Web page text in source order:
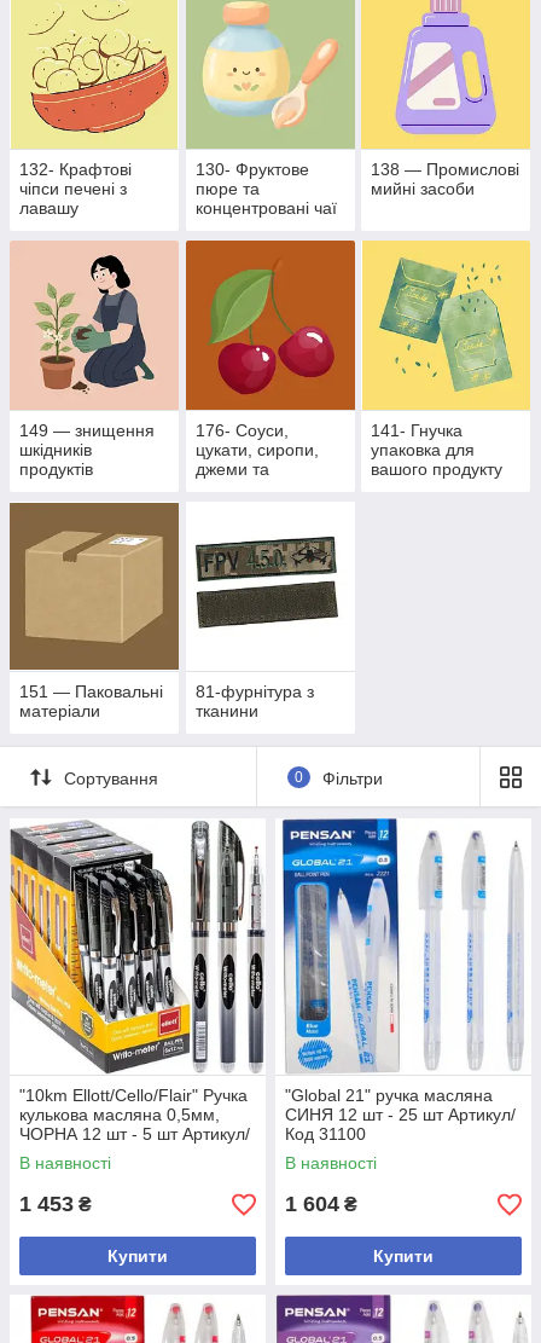
132- Крафтові
чіпси печені з
лавашу
130- Фруктове
пюре та
концентровані чаї
138 — Промислові
мийні засоби
149 — знищення
шкідників
продуктів
походження
176- Соуси,
цукати, сиропи,
джеми та
141- Гнучка
упаковка для
вашого продукту
151 — Паковальні
матеріали
81-фурнітура з
тканини
Сортування 0 Фільтри
"10km Ellott/Cello/Flair" Ручка
кулькова масляна 0,5мм,
ЧОРНА 12 шт - 5 шт Артикул/
Код 562
В наявності
1 453 ₴
Купити
"Global 21" ручка масляна
СИНЯ 12 шт - 25 шт Артикул/
Код 31100
В наявності
1 604 ₴
Купити